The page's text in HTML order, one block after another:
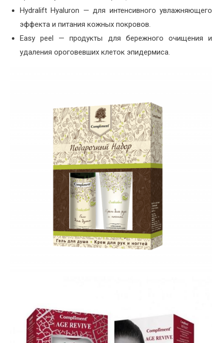
Hydralift Hyaluron — для интенсивного увлажняющего
эффекта и питания кожных покровов.
Easy peel — продукты для бережного очищения и
удаления ороговевших клеток эпидермиса.